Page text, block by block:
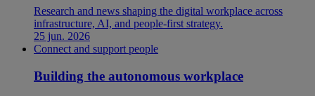
Research and news shaping the digital workplace across
infrastructure, AI, and people-first strategy.
25 jun. 2026
Connect and support people
Building the autonomous workplace